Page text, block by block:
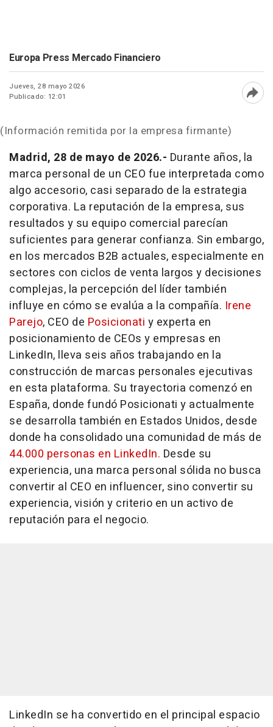
Europa Press Mercado Financiero
Jueves, 28 mayo 2026
Publicado: 12:01
(Información remitida por la empresa firmante)
Madrid, 28 de mayo de 2026.- Durante años, la
marca personal de un CEO fue interpretada como
algo accesorio, casi separado de la estrategia
corporativa. La reputación de la empresa, sus
resultados y su equipo comercial parecían
suficientes para generar confianza. Sin embargo,
en los mercados B2B actuales, especialmente en
sectores con ciclos de venta largos y decisiones
complejas, la percepción del líder también
influye en cómo se evalúa a la compañía. Irene
Parejo, CEO de Posicionati y experta en
posicionamiento de CEOs y empresas en
LinkedIn, lleva seis años trabajando en la
construcción de marcas personales ejecutivas
en esta plataforma. Su trayectoria comenzó en
España, donde fundó Posicionati y actualmente
se desarrolla también en Estados Unidos, desde
donde ha consolidado una comunidad de más de
44.000 personas en LinkedIn. Desde su
experiencia, una marca personal sólida no busca
convertir al CEO en influencer, sino convertir su
experiencia, visión y criterio en un activo de
reputación para el negocio.
LinkedIn se ha convertido en el principal espacio